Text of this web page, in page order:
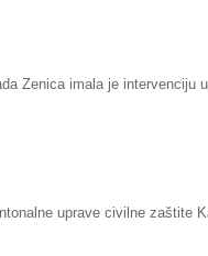
Zenica imala je
uprave civilne zaštite